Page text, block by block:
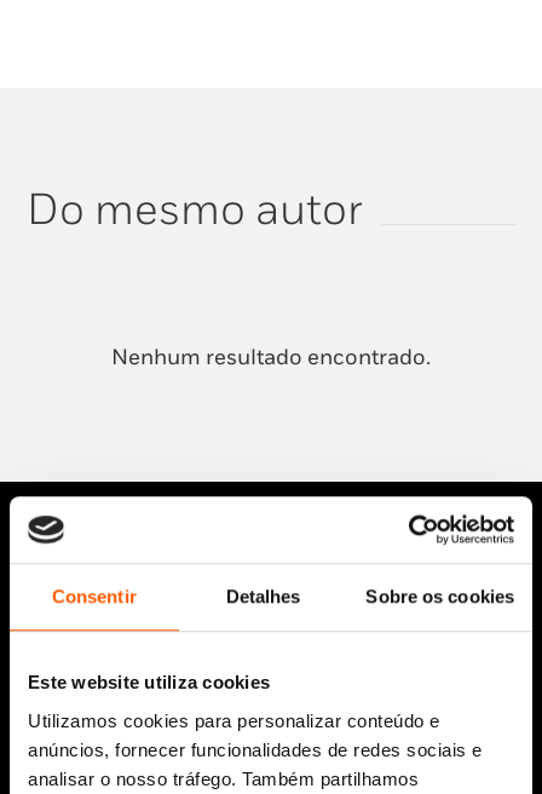
Consentir Detalhes Sobre os cookies
Este website utiliza cookies
Utilizamos cookies para personalizar conteúdo e
anúncios, fornecer funcionalidades de redes sociais e
analisar o nosso tráfego. Também partilhamos
Do mesmo autor
Nenhum resultado encontrado.
Siga-nos: